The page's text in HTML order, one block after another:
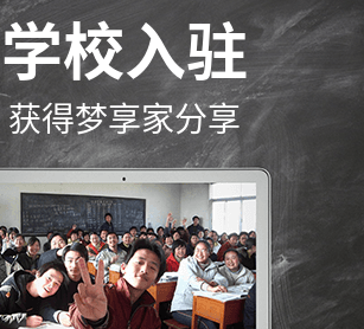
学校入驻
获得梦享家分享